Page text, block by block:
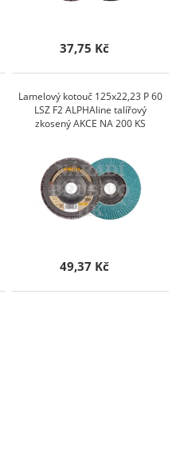
37,75 Kč
Lamelový kotouč 125x22,23 P 60
LSZ F2 ALPHAline talířový
zkosený AKCE NA 200 KS
49,37 Kč